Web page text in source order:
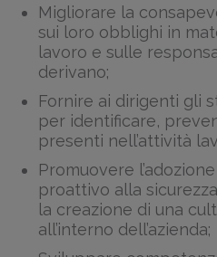
Migliorare la
sui loro obblighi in
lavoro e sulle
derivano;
Fornire ai dirigenti gli
per identificare,
presenti nell’attività
Promuovere
proattivo alla
la creazione di una
all’interno dell’azienda;